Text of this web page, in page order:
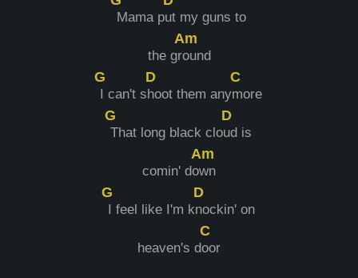
Mama put my guns to
the gr
Am
ound
G
I can't s
D
hoot them any
C
more
G
That long black clo
D
ud is
comin' do
Am
wn
G
I feel like I'm k
D
nockin' on
heaven's d
C
oor